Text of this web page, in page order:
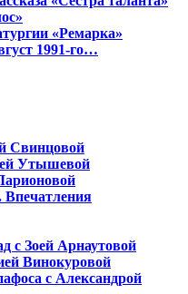
«Ремарка»
1991-го…
Свинцовой
Утышевой
Впечатления
с Зоей Арнаутовой
Винокуровой
с Александрой